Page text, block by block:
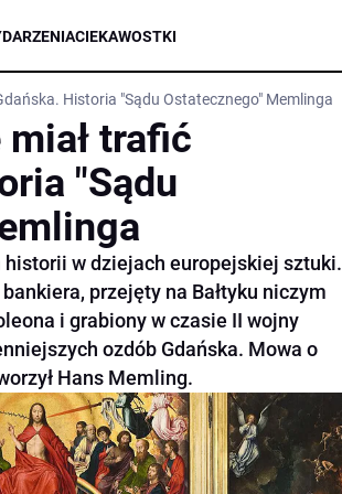
CIEKAWOSTKI
Historia "Sądu Ostatecznego" Memlinga
trafić
"Sądu
historii w dziejach europejskiej sztuki.
przejęty na Bałtyku niczym
i grabiony w czasie II wojny
ozdób Gdańska. Mowa o
Hans Memling.